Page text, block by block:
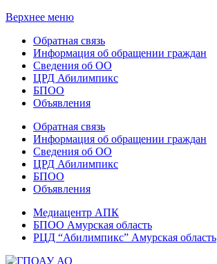
Верхнее меню
Обратная связь
Информация об обращении граждан
Сведения об ОО
ЦРД Абилимпикс
БПОО
Объявления
Обратная связь
Информация об обращении граждан
Сведения об ОО
ЦРД Абилимпикс
БПОО
Объявления
Медиацентр АПК
БПОО Амурская область
РЦД “Абилимпикс” Амурская область